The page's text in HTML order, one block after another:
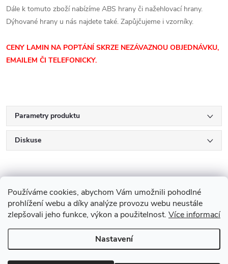
Používáme cookies, abychom Vám umožnili pohodlné
prohlížení webu a díky analýze provozu webu neustále
zlepšovali jeho funkce, výkon a použitelnost. Více informací
Nastavení
Dále k tomuto zboží nabízíme ABS hrany či nažehlovací hrany.
Dýhované hrany u nás najdete také. Zapůjčujeme i vzorníky.
CENY LAMIN NA POPTÁNÍ SKRZE NEZÁVAZNOU OBJEDNÁVKU,
EMAILEM ČI TELEFONICKY.
Parametry produktu
Diskuse
Z
á
Drevobis Horoměřice. Všechna práva vyhrazena.
nastavení cookies